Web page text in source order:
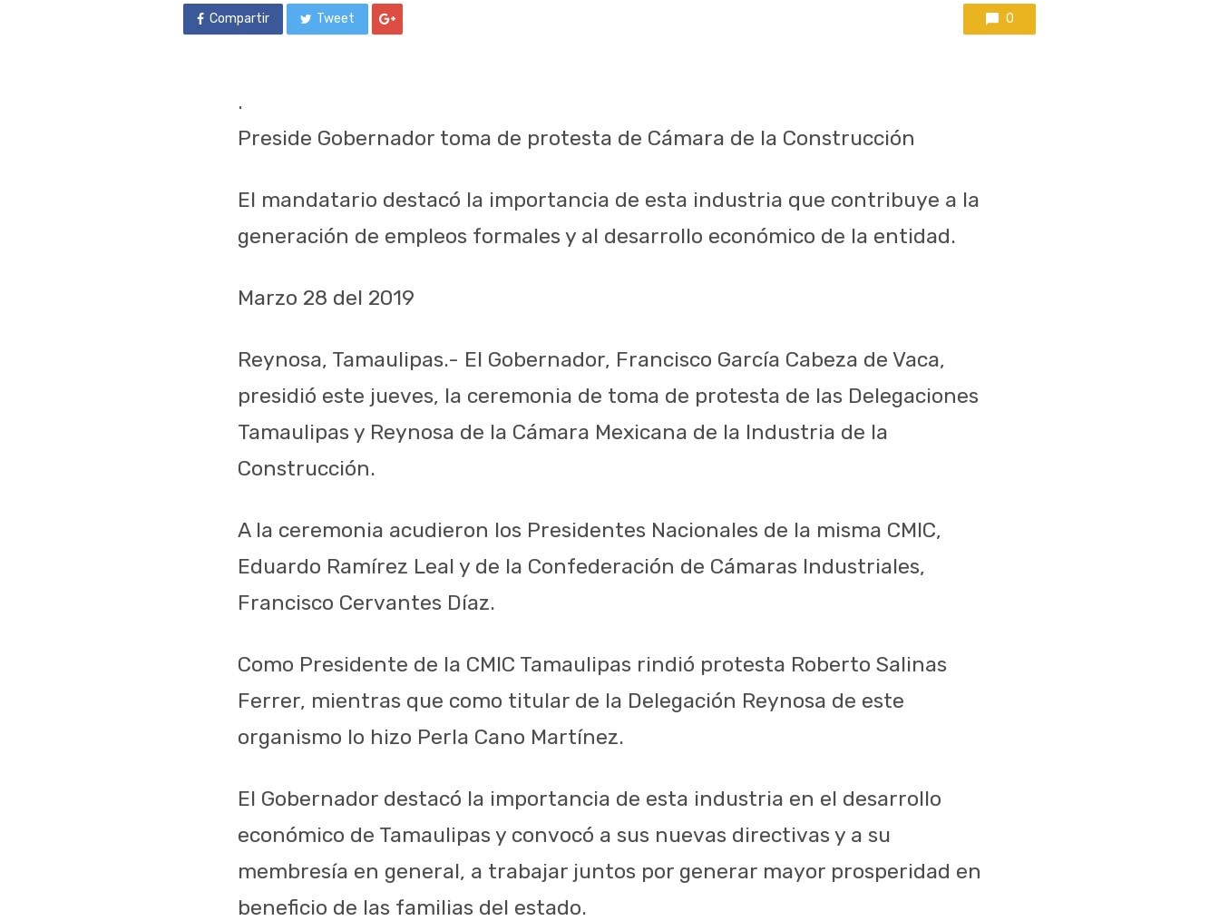
Compartir Tweet 0
.
Preside Gobernador toma de protesta de Cámara de la Construcción
El mandatario destacó la importancia de esta industria que contribuye a la
generación de empleos formales y al desarrollo económico de la entidad.
Marzo 28 del 2019
Reynosa, Tamaulipas.- El Gobernador, Francisco García Cabeza de Vaca,
presidió este jueves, la ceremonia de toma de protesta de las Delegaciones
Tamaulipas y Reynosa de la Cámara Mexicana de la Industria de la
Construcción.
A la ceremonia acudieron los Presidentes Nacionales de la misma CMIC,
Eduardo Ramírez Leal y de la Confederación de Cámaras Industriales,
Francisco Cervantes Díaz.
Como Presidente de la CMIC Tamaulipas rindió protesta Roberto Salinas
Ferrer, mientras que como titular de la Delegación Reynosa de este
organismo lo hizo Perla Cano Martínez.
El Gobernador destacó la importancia de esta industria en el desarrollo
económico de Tamaulipas y convocó a sus nuevas directivas y a su
membresía en general, a trabajar juntos por generar mayor prosperidad en
beneficio de las familias del estado.